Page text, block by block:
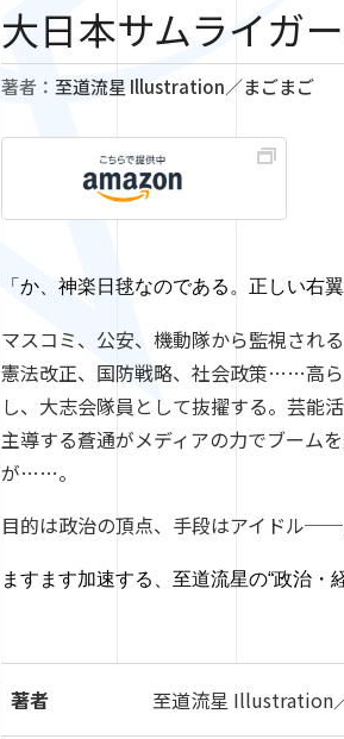
大日本サムライガ
著者： 至道流星 Illustration／まごまご
「か、 神楽 日毬なのである。正しい右翼
マスコミ、公安、機動隊から監視される
憲法改正、国防戦略、社会政策……高
し、 大志会隊員として抜擢する。 芸能
主導する蒼通がメディアの力でブームを
が……。
目的は政治の頂点、手段はアイドル──
ますます加速する、 至道流星の“政治・
著者 至道流星 Illustration